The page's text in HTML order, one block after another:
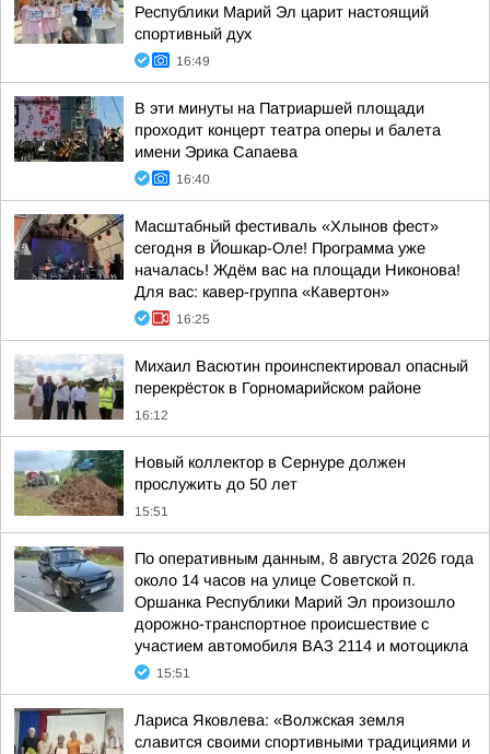
Республики Марий Эл царит настоящий
спортивный дух
16:49
В эти минуты на Патриаршей площади
проходит концерт театра оперы и балета
имени Эрика Сапаева
16:40
Масштабный фестиваль «Хлынов фест»
сегодня в Йошкар-Оле! Программа уже
началась! Ждём вас на площади Никонова!
Для вас: кавер-группа «Кавертон»
16:25
Михаил Васютин проинспектировал опасный
перекрёсток в Горномарийском районе
16:12
Новый коллектор в Сернуре должен
прослужить до 50 лет
15:51
По оперативным данным, 8 августа 2026 года
около 14 часов на улице Советской п.
Оршанка Республики Марий Эл произошло
дорожно-транспортное происшествие с
участием автомобиля ВАЗ 2114 и мотоцикла
15:51
Лариса Яковлева: «Волжская земля
славится своими спортивными традициями и